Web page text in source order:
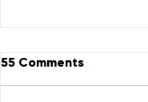
55 Comments